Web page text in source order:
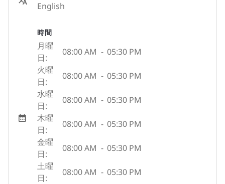
English
時間
月曜
日:
08:00 AM - 05:30 PM
火曜
日:
08:00 AM - 05:30 PM
水曜
日:
08:00 AM - 05:30 PM
木曜
日:
08:00 AM - 05:30 PM
金曜
日:
08:00 AM - 05:30 PM
土曜
日:
08:00 AM - 05:30 PM